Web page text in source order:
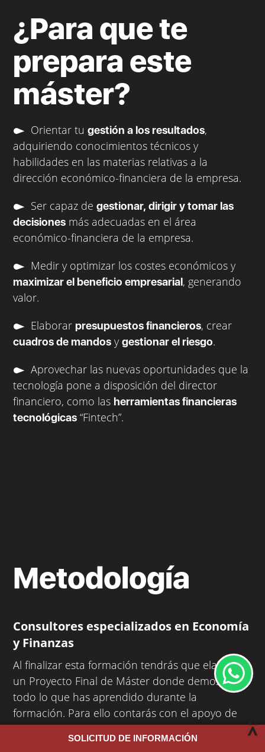
¿Para que te
prepara este
máster?
Orientar tugestión a los resultados,
adquiriendo conocimientos técnicos y
habilidades en las materias relativas a la
dirección económico-financiera de la empresa.
Ser capaz degestionar, dirigir y tomar las
decisiones más adecuadas en el área
económico-financiera de la empresa.
Medir y optimizar los costes económicos y
maximizar el beneficio empresarial, generando
valor.
Elaborarpresupuestos financieros, crear
cuadros de mandos ygestionar el riesgo.
Aprovechar las nuevas oportunidades que la
tecnología pone a disposición del director
financiero, como las herramientas financieras
tecnológicas “Fintech”.
Metodología
Consultores especializados en Economía
y Finanzas
Al finalizar esta formación tendrás que elaborar
un Proyecto Final de Máster donde demostrarás
todo lo que has aprendido durante la
formación. Para ello contarás con el apoyo de
expertos con una amplia trayectoria
profesional.
SOLICITUD DE INFORMACIÓN